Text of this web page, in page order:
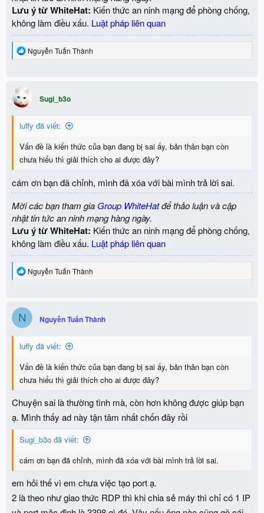
Lưu ý từ WhiteHat: Kiến thức an ninh mạng để phòng chống,
không làm điều xấu. Luật pháp liên quan
R
t
i
o
n
s
Nguyễn Tuấn Thành
Sugi_b3o
luffy đã viết:
Vấn đề là kiến thức của bạn đang bị sai ấy, bản thân bạn còn
chưa hiểu thì giải thích cho ai được đây?
cám ơn bạn đã chỉnh, mình đã xóa với bài mình trả lời sai.
Mời các bạn tham gia Group WhiteHatđể thảo luận và cập
nhật tin tức an ninh mạng hàng ngày.
Lưu ý từ WhiteHat: Kiến thức an ninh mạng để phòng chống,
không làm điều xấu. Luật pháp liên quan
R
t
o
n
s
Nguyễn Tuấn Thành
N Nguyễn Tuấn Thành
luffy đã viết:
Vấn đề là kiến thức của bạn đang bị sai ấy, bản thân bạn còn
chưa hiểu thì giải thích cho ai được đây?
Chuyện sai là thường tình mà, còn hơn không được giúp bạn
ạ. Mình thấy ad này tận tâm nhất chốn đây rồi
Sugi_b3o đã viết:
cám ơn bạn đã chỉnh, mình đã xóa với bài mình trả lời sai.
em hỏi thế vì em chưa việc tạo port ạ.
2 là theo như giao thức RDP thì khi chia sẻ máy thì chỉ có 1 IP